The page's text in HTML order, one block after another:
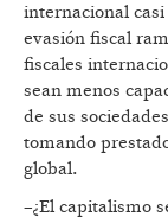
internacional
evasión fiscal
fiscales
sean menos
de sus
tomando
global.
–¿El capitalismo